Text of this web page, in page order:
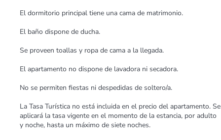
El dormitorio principal tiene una cama de matrimonio.
El baño dispone de ducha.
Se proveen toallas y ropa de cama a la llegada.
El apartamento no dispone de lavadora ni secadora.
No se permiten fiestas ni despedidas de soltero/a.
La Tasa Turística no está incluida en el precio del apartamento. Se
aplicará la tasa vigente en el momento de la estancia, por adulto
y noche, hasta un máximo de siete noches.